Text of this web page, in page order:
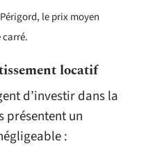
le prix moyen
carré.
locatif
d’investir dans la
présentent un
: